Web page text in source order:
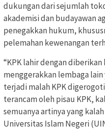
dukungan dari sejumlah
akademisi dan budayawan
penegakkan hukum,
pelemahan kewenangan
“KPK lahir dengan
menggerakkan lembaga
terjadi malah KPK
terancam oleh pisau KPK,
semuanya artinya yang
Universitas Islam Negeri